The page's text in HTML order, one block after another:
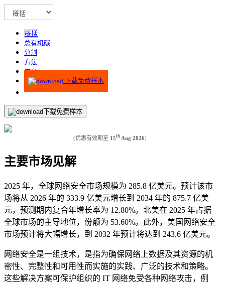
概括
总有机碳
分割
方法
信息图
下载免费样本
下载免费样本
(优惠有效期至 15th Aug 2026)
主要市场见解
2025 年，全球网络安全市场规模为 285.8 亿美元。预计该市
场将从 2026 年的 333.9 亿美元增长到 2034 年的 875.7 亿美
元，预测期内复合年增长率为 12.80%。北美在 2025 年占据
全球市场的主导地位，份额为 53.60%。此外，美国网络安全
市场预计将大幅增长，到 2032 年预计将达到 243.6 亿美元。
网络安全是一组技术，是指为确保网络上数据及其资源的机
密性、完整性和可用性而实施的实践、广泛的技术和策略。
这些解决方案可保护组织的 IT 网络免受各种网络攻击，例